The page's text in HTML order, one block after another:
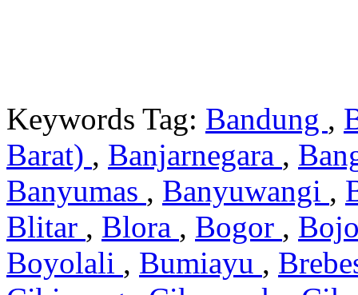
Keywords Tag: Bandung ,
Barat) , Banjarnegara ,
Banyumas , Banyuwangi ,
Blitar , Blora , Bogor ,
Boyolali , Bumiayu ,